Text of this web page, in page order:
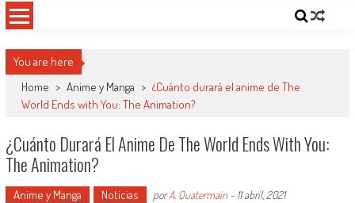
You are here
Home > Anime y Manga > ¿Cuánto durará el anime de The
World Ends with You: The Animation?
¿Cuánto Durará El Anime De The World Ends With You:
The Animation?
Anime y Manga Noticias porA. Quatermain- 11 abril, 2021